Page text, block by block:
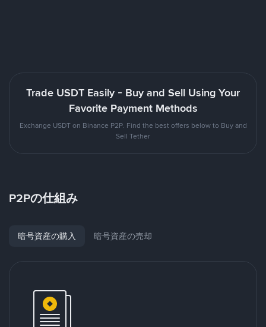
Trade USDT Easily - Buy and Sell Using Your
Favorite Payment Methods
Exchange USDT on Binance P2P. Find the best offers below to Buy and
Sell Tether
P2Pの仕組み
暗号資産の購入 暗号資産の売却